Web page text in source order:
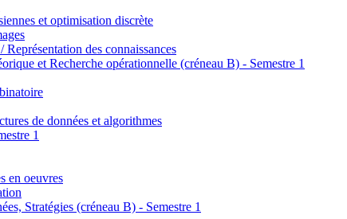
et optimisation discrète
des connaissances
et Recherche opérationnelle (créneau B) - Semestre 1
de données et algorithmes
1
en oeuvres
Stratégies (créneau B) - Semestre 1